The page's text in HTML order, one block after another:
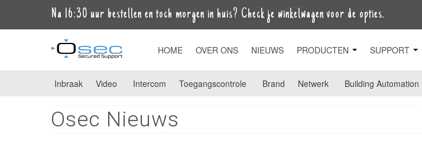
Na 16:30 uur bestellen en toch morgen in huis? Check je winkelwagen voor de opties.
HOME OVER ONS NIEUWS PRODUCTEN SUPPORT
Inbraak Video Intercom Toegangscontrole Brand Netwerk Building Automation
Osec Nieuws